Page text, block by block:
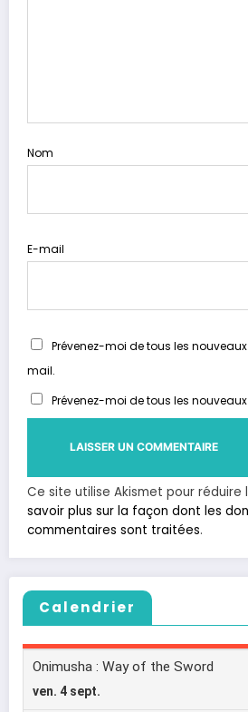
Nom
E-mail
Prévenez-moi de tous les
mail.
Prévenez-moi de tous les
Ce site utilise Akismet pour réduire
savoir plus sur la façon dont les
commentaires sont traitées.
Calendrier